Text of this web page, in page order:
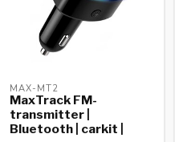
MAX-MT2
MaxTrack FM-
transmitter |
Bluetooth | carkit |